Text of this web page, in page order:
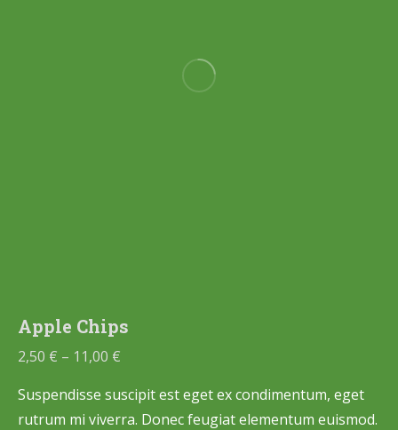
Apple Chips
2,50 € – 11,00 €
Suspendisse suscipit est eget ex condimentum, eget
rutrum mi viverra. Donec feugiat elementum euismod.